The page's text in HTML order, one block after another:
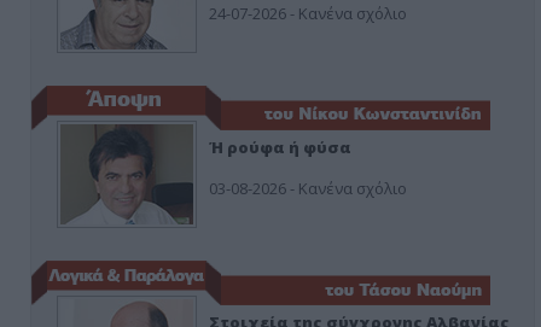
24-07-2026 - Κανένα σχόλιο
Ή ρούφα ή φύσα
03-08-2026 - Κανένα σχόλιο
Στοιχεία της σύγχρονης Αλβανίας